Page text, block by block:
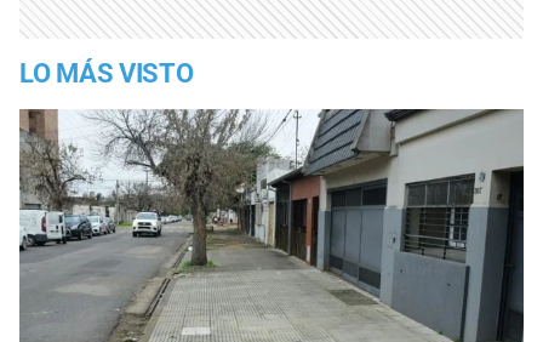
LO MÁS VISTO